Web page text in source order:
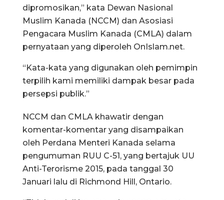
dipromosikan,” kata Dewan Nasional
Muslim Kanada (NCCM) dan Asosiasi
Pengacara Muslim Kanada (CMLA) dalam
pernyataan yang diperoleh OnIslam.net.
“Kata-kata yang digunakan oleh pemimpin
terpilih kami memiliki dampak besar pada
persepsi publik.”
NCCM dan CMLA khawatir dengan
komentar-komentar yang disampaikan
oleh Perdana Menteri Kanada selama
pengumuman RUU C-51, yang bertajuk UU
Anti-Terorisme 2015, pada tanggal 30
Januari lalu di Richmond Hill, Ontario.